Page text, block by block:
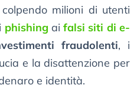
milioni di utenti
phishing aifalsi siti di e-
fraudolenti, i
e la disattenzione per
e identità.